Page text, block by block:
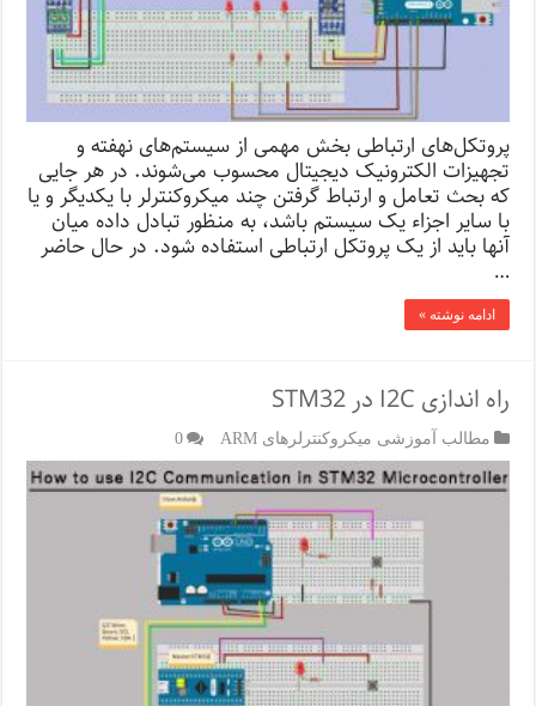
پروتکل‌های ارتباطی بخش مهمی از سیستم‌های نهفته و
تجهیزات الکترونیک دیجیتال محسوب می‌شوند. در هر جایی
که بحث تعامل و ارتباط گرفتن چند میکروکنترلر با یکدیگر و یا
با سایر اجزاء یک سیستم باشد، به منظور تبادل داده میان
آنها باید از یک پروتکل ارتباطی استفاده شود. در حال حاضر
…
ادامه نوشته »
راه اندازی I2C در STM32
مطالب آموزشی میکروکنترلرهای ARM 0